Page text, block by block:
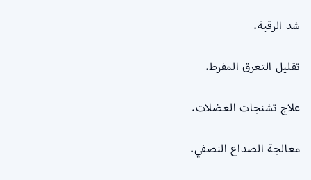
شد الرقبة.
تقليل التعرق المفرط.
علاج تشنجات العضلات.
معالجة الصداع النصفي.